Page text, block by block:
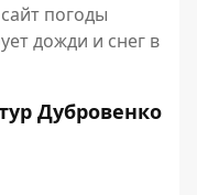
погоды
дожди и снег в
Дубровенко